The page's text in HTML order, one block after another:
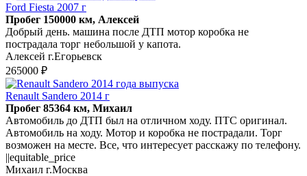
Ford Fiesta 2007 г
Пробег 150000 км, Алексей
Добрый день. машина после ДТП мотор коробка не
пострадала торг небольшой у капота.
Алексей г.Егорьевск
265000 ₽
Renault Sandero 2014 г
Пробег 85364 км, Михаил
Автомобиль до ДТП был на отличном ходу. ПТС оригинал.
Автомобиль на ходу. Мотор и коробка не пострадали. Торг
возможен на месте. Все, что интересует расскажу по телефону.
||equitable_price
Михаил г.Москва